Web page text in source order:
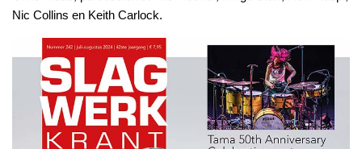
Nic Collins en Keith Carlock.